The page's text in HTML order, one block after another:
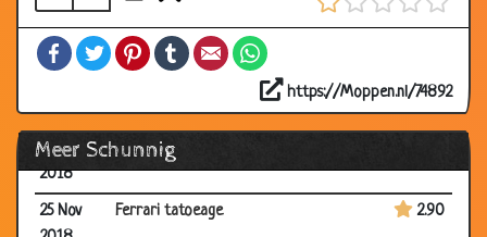
FacebookTwitterPinterestTumblrEmail
https://Moppen.nl/74892
Meer Schunnig
2019
2019
2.82
05 Dec
2018
Chinees Meisje
25 Nov
Ferrari tatoeage 2.90